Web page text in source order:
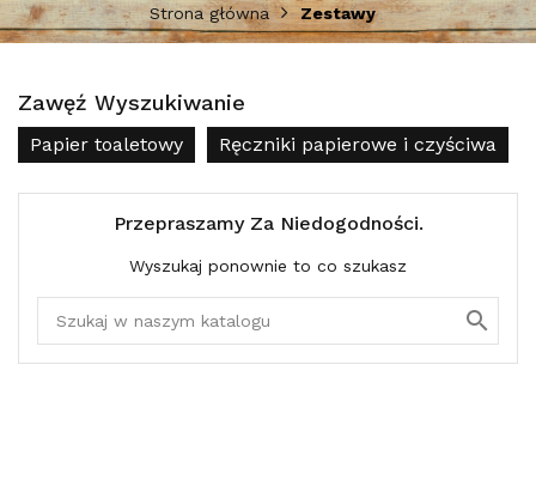
Strona główna Zestawy
Zawęź Wyszukiwanie
Papier toaletowy Ręczniki papierowe i czyściwa
Przepraszamy Za Niedogodności.
Wyszukaj ponownie to co szukasz
